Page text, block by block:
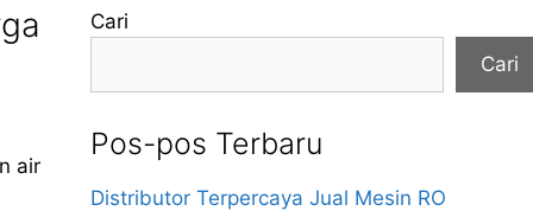
air
Cari
Cari
Pos-pos Terbaru
Distributor Terpercaya Jual Mesin RO